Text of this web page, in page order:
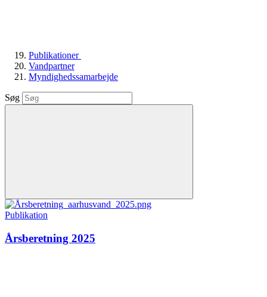
Publikationer
Vandpartner
Myndighedssamarbejde
Søg
Publikation
Årsberetning 2025